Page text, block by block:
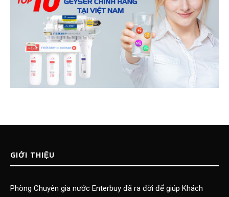
GIỚI THIỆU
Phòng Chuyên gia nước Enterbuy đã ra đời để giúp Khách